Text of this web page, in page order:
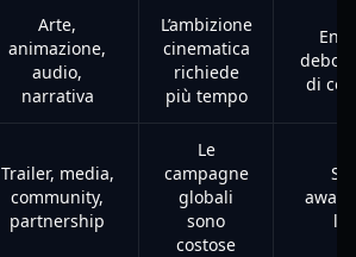
Arte,
animazione,
audio,
narrativa
L’ambizione
cinematica
richiede
più tempo
di
Trailer, media,
community,
partnership
Le
campagne
globali
sono
costose